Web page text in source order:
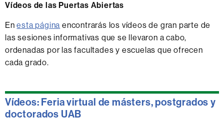
Vídeos de las Puertas Abiertas
Enesta página encontrarás los vídeos de gran parte de
las sesiones informativas que se llevaron a cabo,
ordenadas por las facultades y escuelas que ofrecen
cada grado.
Vídeos: Feria virtual de másters, postgrados y
doctorados UAB